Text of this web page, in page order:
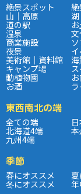
絶景スポット 絶
山｜高原
道の駅
温泉
商業施設
夜景
美術館｜資料館 海
キャンプ場
動植物園
お酒
東西南北の端
全ての端
北海道4端
九州4端
季節
春にオススメ
冬にオススメ